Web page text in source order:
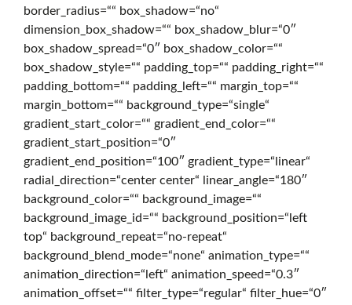
border_radius=““ box_shadow=“no“
dimension_box_shadow=““ box_shadow_blur=“0″
box_shadow_spread=“0″ box_shadow_color=““
box_shadow_style=““ padding_top=““ padding_right=““
padding_bottom=““ padding_left=““ margin_top=““
margin_bottom=““ background_type=“single“
gradient_start_color=““ gradient_end_color=““
gradient_start_position=“0″
gradient_end_position=“100″ gradient_type=“linear“
radial_direction=“center center“ linear_angle=“180″
background_color=““ background_image=““
background_image_id=““ background_position=“left
top“ background_repeat=“no-repeat“
background_blend_mode=“none“ animation_type=““
animation_direction=“left“ animation_speed=“0.3″
animation_offset=““ filter_type=“regular“ filter_hue=“0″